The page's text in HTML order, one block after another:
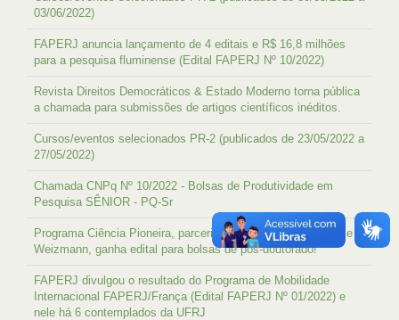
03/06/2022)
FAPERJ anuncia lançamento de 4 editais e R$ 16,8 milhões
para a pesquisa fluminense (Edital FAPERJ Nº 10/2022)
Revista Direitos Democráticos & Estado Moderno torna pública
a chamada para submissões de artigos científicos inéditos.
Cursos/eventos selecionados PR-2 (publicados de 23/05/2022 a
27/05/2022)
Chamada CNPq Nº 10/2022 - Bolsas de Produtividade em
Pesquisa SÊNIOR - PQ-Sr
Programa Ciência Pioneira, parceria entre os Institutos D’Or e
Weizmann, ganha edital para bolsas de pós-doutorado!
FAPERJ divulgou o resultado do Programa de Mobilidade
Internacional FAPERJ/França (Edital FAPERJ Nº 01/2022) e
nele há 6 contemplados da UFRJ